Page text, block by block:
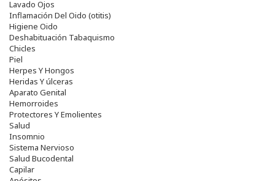
Lavado Ojos
Inflamación Del Oido (otitis)
Higiene Oido
Deshabituación Tabaquismo
Chicles
Piel
Herpes Y Hongos
Heridas Y úlceras
Aparato Genital
Hemorroides
Protectores Y Emolientes
Salud
Insomnio
Sistema Nervioso
Salud Bucodental
Capilar